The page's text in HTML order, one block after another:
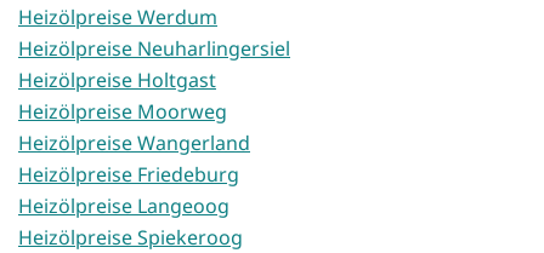
Heizölpreise Werdum
Heizölpreise Neuharlingersiel
Heizölpreise Holtgast
Heizölpreise Moorweg
Heizölpreise Wangerland
Heizölpreise Friedeburg
Heizölpreise Langeoog
Heizölpreise Spiekeroog